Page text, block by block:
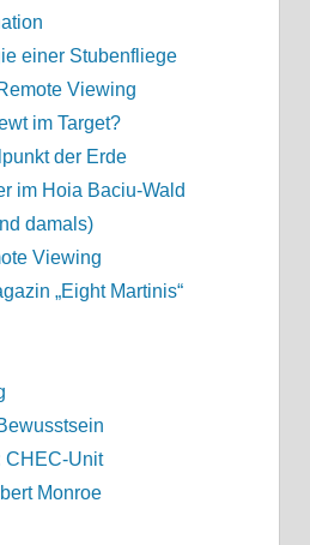
einer Stubenfliege
Viewing
im Target?
der Erde
im Hoia Baciu-Wald
damals)
Viewing
„Eight Martinis“
CHEC-Unit
Monroe